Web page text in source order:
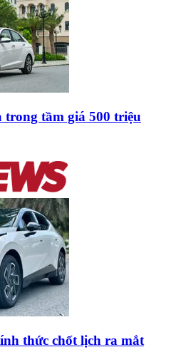
trong tầm giá 500 triệu
thức chốt lịch ra mắt